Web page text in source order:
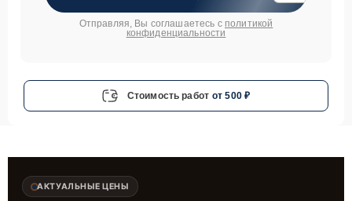
Отправляя, Вы соглашаетесь с политикой
конфиденциальности
Стоимость работ от 500 ₽
АКТУАЛЬНЫЕ ЦЕНЫ